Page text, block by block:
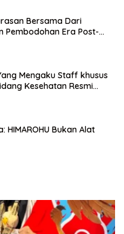
Bersama Dari
Pembodohan Era Post-
Mengaku Staff khusus
Kesehatan Resmi
HIMAROHU Bukan Alat